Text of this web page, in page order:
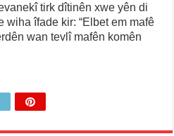
tirk dîtinên xwe yên di
wiha îfade kir: “Elbet em mafê
wan tevlî mafên komên